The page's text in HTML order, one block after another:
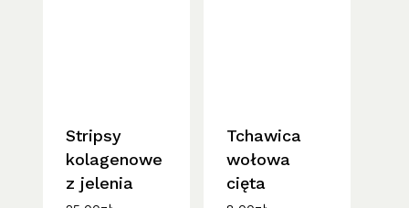
Stripsy
kolagenowe
z jelenia
Tchawica
wołowa
cięta